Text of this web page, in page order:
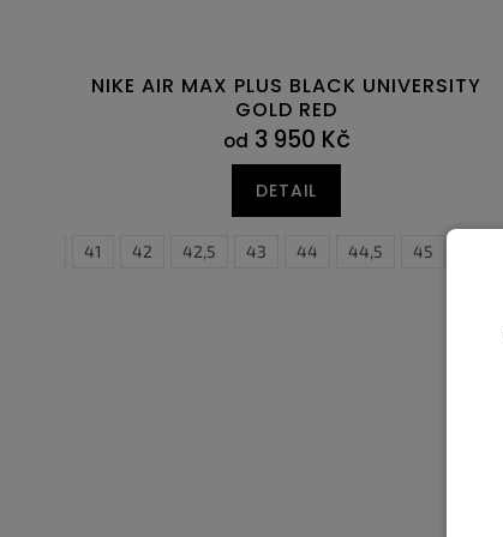
NIKE AIR MAX PLUS BLACK UNIVERSITY
GOLD RED
od 3 950 Kč
DETAIL
41 42 42,5 43 44 44,5 45